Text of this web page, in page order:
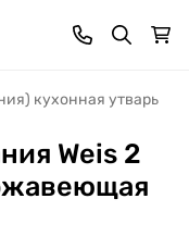
кухонная утварь
Weis 2